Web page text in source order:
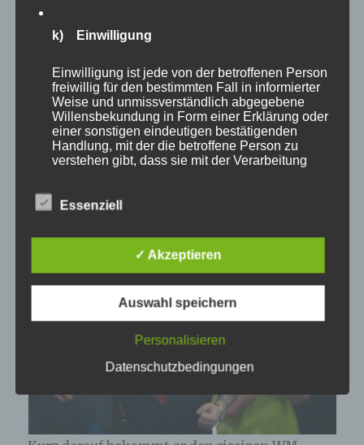
ist Weltmeister – er reißt die Arme hoch, dreht
sich um und nimmt kurz die Gratulation seines
kein Halten mehr, er stürmt von der Bühne zu
seiner Familie, er wirft sich in die Arme seiner
Frau und seiner beiden Söhne. Es braucht keine
Worte, jeder in der Halle versteht, was Michael
Smith sagen möchte. Ihr seid das Wichtigste,
ohne euch hätte ich es nie geschafft.
k) Einwilligung
Einwilligung ist jede von der betroffenen Person
freiwillig für den bestimmten Fall in informierter
Weise und unmissverständlich abgegebene
Willensbekundung in Form einer Erklärung oder
einer sonstigen eindeutigen bestätigenden
Handlung, mit der die betroffene Person zu
verstehen gibt, dass sie mit der Verarbeitung
Name und Anschrift des für die Verarbeitung
der Europäischen Union geltenden
Datenschutzgesetze und anderer Bestimmungen
mit datenschutzrechtlichem Charakter ist die:
Cookies / SessionStorage / LocalStorage
Essenziell
✓ Akzeptieren
Auswahl speichern
Personalisieren
Datenschutzbedingungen